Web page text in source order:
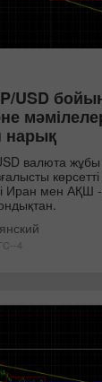
USD
нарық
валюта
мен АҚШ -
4